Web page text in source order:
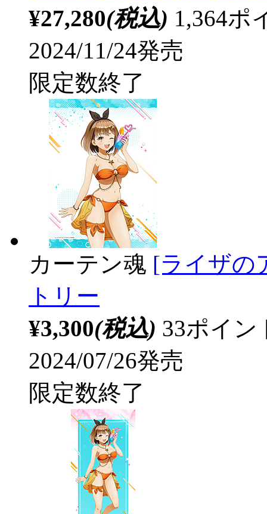
¥27,280(税込) 1,364ポ
2024/11/24発売
限定数終了
カーテン魂 [ライザの
トリー
¥3,300(税込) 33ポイ
2024/07/26発売
限定数終了